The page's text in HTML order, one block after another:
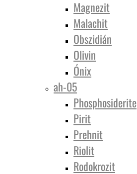
Magnezit
Malachit
Obszidián
Olivin
Ónix
ah-05
Phosphosiderite
Pirit
Prehnit
Riolit
Rodokrozit